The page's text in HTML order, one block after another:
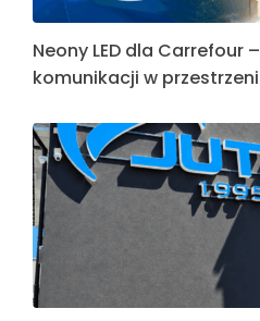
Neony LED dla Carrefour
komunikacji w